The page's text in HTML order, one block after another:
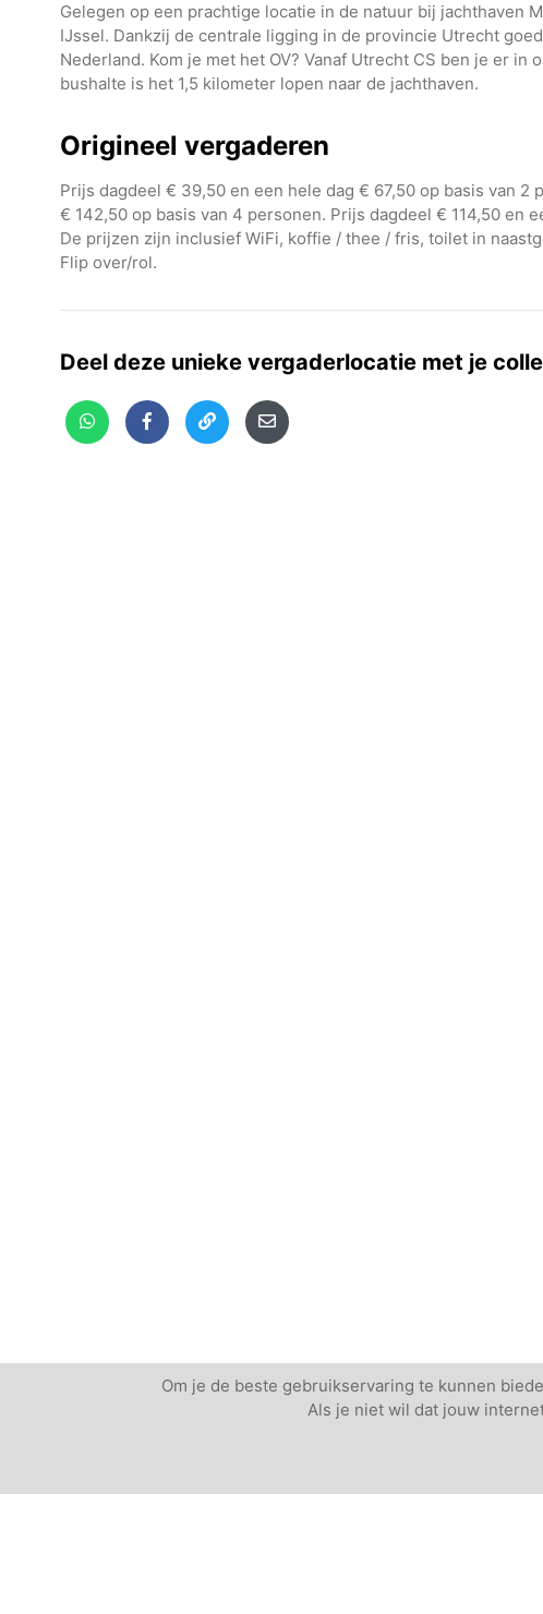
Gelegen op een prachtige locatie in de natuur bij jachthaven
IJssel. Dankzij de centrale ligging in de provincie Utrecht
Nederland. Kom je met het OV? Vanaf Utrecht CS ben je er in
bushalte is het 1,5 kilometer lopen naar de jachthaven.
Origineel vergaderen
Prijs dagdeel € 39,50 en een hele dag € 67,50 op basis van
€ 142,50 op basis van 4 personen. Prijs dagdeel € 114,50 en
De prijzen zijn inclusief WiFi, koffie / thee / fris, toilet in
Flip over/rol.
Deel deze unieke vergaderlocatie met je
Om je de beste gebruikservaring te kunnen
Als je niet wil dat jouw